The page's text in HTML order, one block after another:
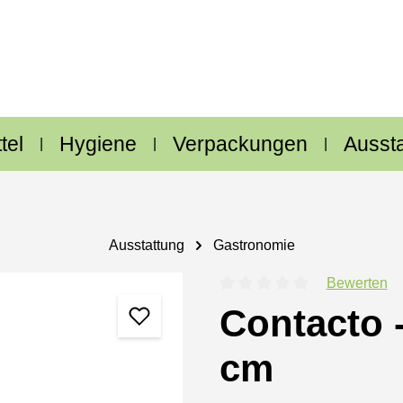
Hygiene Verpackungen
Ausstattung Gastronomie
Bewerten
Contacto
cm